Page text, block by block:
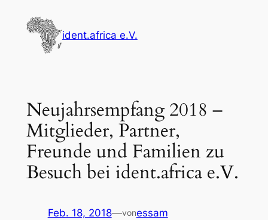
Inhalt
springen
ident.africa e.V.
Neujahrsempfang 2018 –
Mitglieder, Partner,
Freunde und Familien zu
Besuch bei ident.africa e.V.
Feb. 18, 2018—vonessam